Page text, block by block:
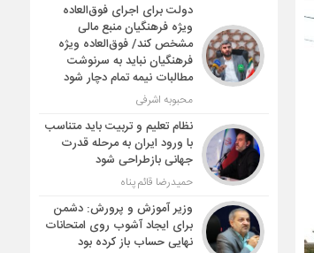
دولت برای اجرای فوق‌العاده
ویژه فرهنگیان منبع مالی
مشخص کند/ فوق‌العاده ویژه
فرهنگیان نباید به سرنوشت
مطالبات نیمه‌ تمام دچار شود
محبوبه اشرفی
نظام تعلیم و تربیت باید متناسب
با ورود ایران به مرحله قدرت
جهانی بازطراحی شود
حمیدرضا قائم پناه
وزیر آموزش و پرورش: دشمن
برای ایجاد آشوب روی امتحانات
نهایی حساب باز کرده بود